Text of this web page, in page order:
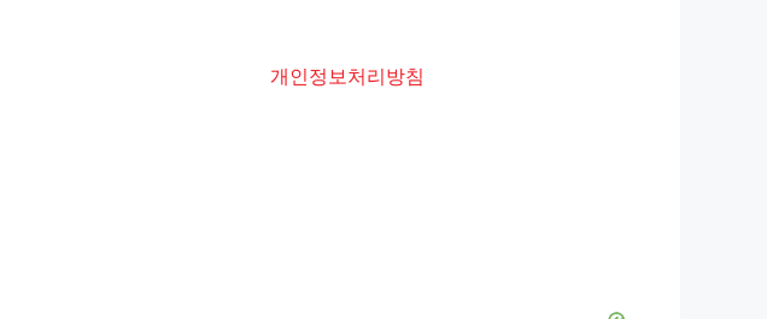
개인정보처리방침